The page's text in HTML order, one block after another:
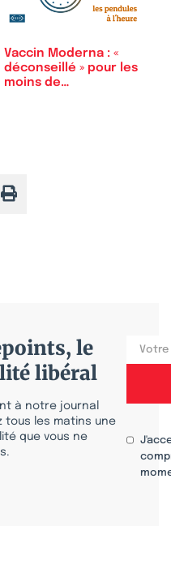
Vaccin Moderna : «
déconseillé » pour les
moins de…
le
libéral
à notre journal
tous les matins une
que vous ne